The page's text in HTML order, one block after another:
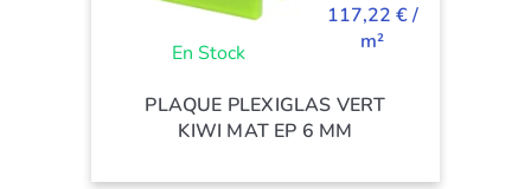
En Stock
117,22 € /
m²
PLAQUE PLEXIGLAS VERT
KIWI MAT EP 6 MM